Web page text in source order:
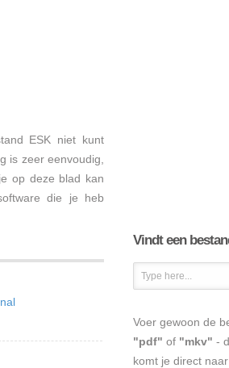
ESK niet kunt
is zeer eenvoudig,
op deze blad kan
die je heb
Vindt een
Voer gewoon de
"pdf" of "mkv" -
komt je direct